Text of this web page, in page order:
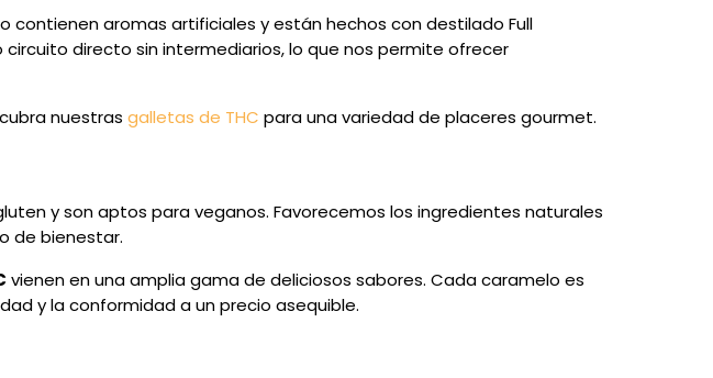
contienen aromas artificiales y están hechos con destilado Full
directo sin intermediarios, lo que nos permite ofrecer
nuestras galletas de THC para una variedad de placeres gourmet.
y son aptos para veganos. Favorecemos los ingredientes naturales
de bienestar.
vienen en una amplia gama de deliciosos sabores. Cada caramelo es
y la conformidad a un precio asequible.